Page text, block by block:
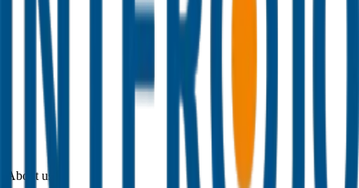
기술 · 특허
Products
클라렌 제품군
Contact us
문의하기 부정행위제보채용공고
About us